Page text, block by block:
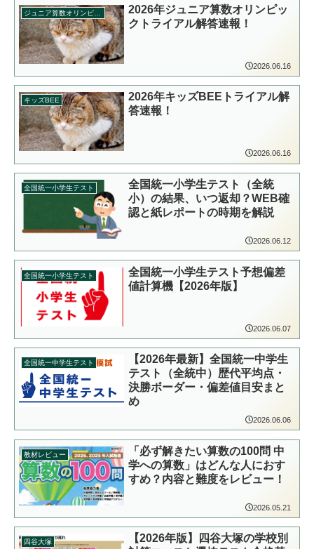
2026年ジュニア算数オリンピッ
クトライアル解答速報！
2026.06.16
キッズBEE
2026年キッズBEEトライアル解
答速報！
2026.06.16
全国統一小学生テスト
全国統一小学生テスト（全統
小）の結果、いつ返却？WEB確
認と紙レポートの時期を解説
2026.06.12
全国統一小学生テスト
全国統一小学生テスト予想偏差
値計算機【2026年版】
2026.06.07
全国統一中学生テスト
【2026年最新】全国統一中学生
テスト（全統中）歴代平均点・
決勝ボーダー・偏差値目安まと
め
2026.06.06
教材レビュー
「必ず解きたい算数の100問 中
学への算数」はどんな人におす
すめ？内容と難度をレビュー！
2026.05.21
四谷大塚
【2026年版】四谷大塚の学校別